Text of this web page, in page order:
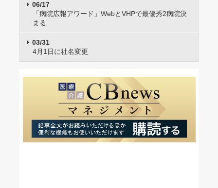
06/17
「病院広報アワード」WebとVHPで最優秀2病院決
まる
03/31
4月1日に社名変更